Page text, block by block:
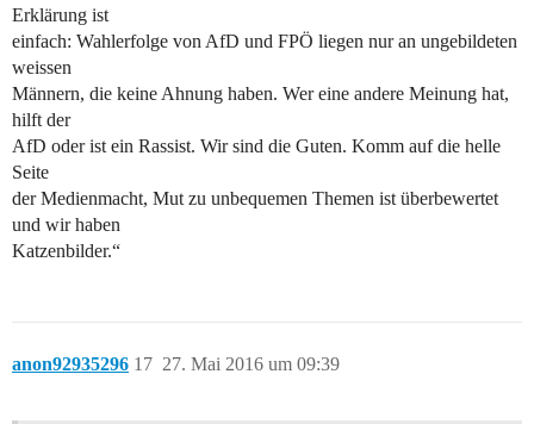
Erklärung ist
einfach: Wahlerfolge von AfD und FPÖ liegen nur an ungebildeten
weissen
Männern, die keine Ahnung haben. Wer eine andere Meinung hat,
hilft der
AfD oder ist ein Rassist. Wir sind die Guten. Komm auf die helle
Seite
der Medienmacht, Mut zu unbequemen Themen ist überbewertet
und wir haben
Katzenbilder.“
anon92935296 27. Mai 2016 um 09:39
17